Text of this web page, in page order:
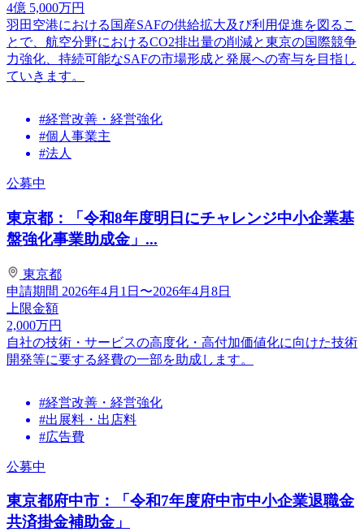
4億 5,000万円
羽田空港における国産SAFの供給拡大及び利用促進を図るこ
とで、航空分野におけるCO2排出量の削減と東京の国際競争
力強化、持続可能なSAFの市場形成と発展への寄与を目指し
ていきます。
#経営改善・経営強化
#個人事業主
#法人
公募中
東京都：「令和8年度明日にチャレンジ中小企業基
盤強化事業助成金」...
東京都
申請期間 2026年4月1日〜2026年4月8日
上限金額
2,000万円
自社の技術・サービスの高度化・高付加価値化に向けた技術
開発等に要する経費の一部を助成します。
#経営改善・経営強化
#出展料・出店料
#広告費
公募中
東京都府中市：「令和7年度府中市中小企業退職金
共済掛金補助金」